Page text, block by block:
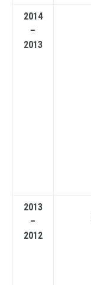
2014
–
2013
2013
–
2012